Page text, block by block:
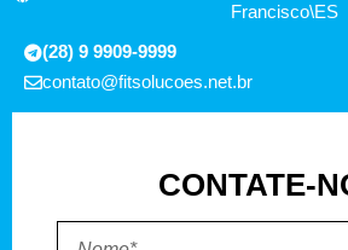
Francisco\ES
(28) 9 9909-9999
contato@fitsolucoes.net.br
CONTATE-